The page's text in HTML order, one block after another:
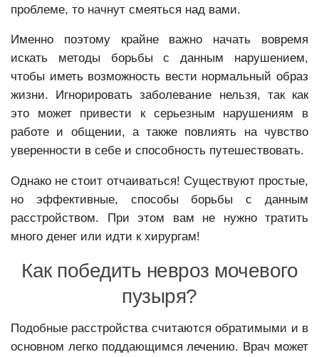
проблеме, то начнут смеяться над вами.
Именно поэтому крайне важно начать вовремя
искать методы борьбы с данным нарушением,
чтобы иметь возможность вести нормальный образ
жизни. Игнорировать заболевание нельзя, так как
это может привести к серьезным нарушениям в
работе и общении, а также повлиять на чувство
уверенности в себе и способность путешествовать.
Однако не стоит отчаиваться! Существуют простые,
но эффективные, способы борьбы с данным
расстройством. При этом вам не нужно тратить
много денег или идти к хирургам!
Как победить невроз мочевого
пузыря?
Подобные расстройства считаются обратимыми и в
основном легко поддающимся лечению. Врач может